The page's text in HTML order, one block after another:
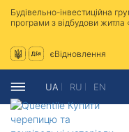
Будівельно-інвестиційна
програми з відбудови житла
єВідновлення
UA RU EN